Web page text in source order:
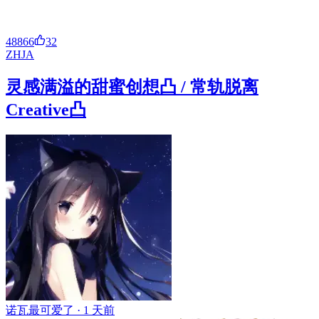
48866
32
ZHJA
灵感满溢的甜蜜创想凸 / 常轨脱离
Creative凸
诺瓦最可爱了 · 1 天前